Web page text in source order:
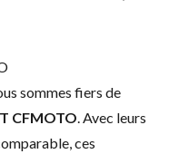
sommes fiers de
CFMOTO. Avec leurs
ces